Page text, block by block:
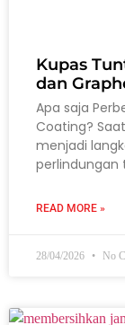
Kupas
dan
Apa saja
Coating?
menjadi
perlindungan
READ MORE »
28/04/2026 No